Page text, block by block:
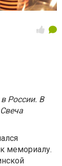
России. В
мемориалу.